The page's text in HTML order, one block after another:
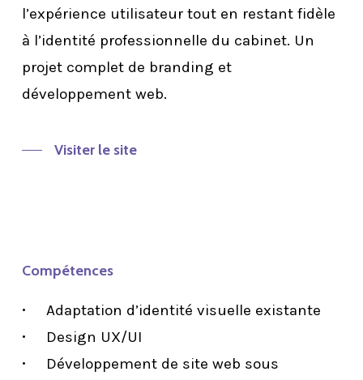
l’expérience utilisateur tout en restant fidèle
à l’identité professionnelle du cabinet. Un
projet complet de branding et
développement web.
Visiter le site
Compétences
Adaptation d’identité visuelle existante
Design UX/UI
Développement de site web sous